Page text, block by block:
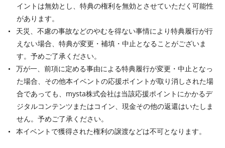
イントは無効とし、特典の権利を無効とさせていただく可能性
があります。
天災、不慮の事故などのやむを得ない事情により特典履行が行
えない場合、特典が変更・補填・中止となることがございま
す。予めご了承ください。
万が一、前項に定める事由による特典履行が変更・中止となっ
た場合、その他本イベントの応援ポイントが取り消しされた場
合であっても、mysta株式会社は当該応援ポイントにかかるデ
ジタルコンテンツまたはコイン、現金その他の返還はいたしま
せん。予めご了承ください。
本イベントで獲得された権利の譲渡などは不可となります。